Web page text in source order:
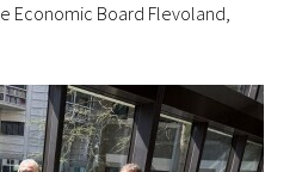
Economic Board Flevoland,